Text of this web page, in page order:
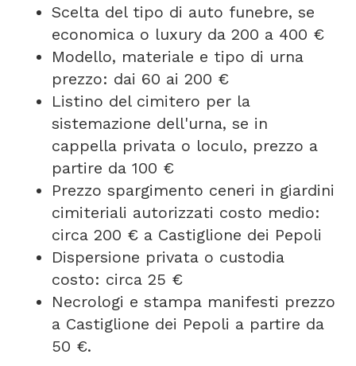
Scelta del tipo di auto funebre, se
economica o luxury da 200 a 400 €
Modello, materiale e tipo di urna
prezzo: dai 60 ai 200 €
Listino del cimitero per la
sistemazione dell'urna, se in
cappella privata o loculo, prezzo a
partire da 100 €
Prezzo spargimento ceneri in giardini
cimiteriali autorizzati costo medio:
circa 200 € a Castiglione dei Pepoli
Dispersione privata o custodia
costo: circa 25 €
Necrologi e stampa manifesti prezzo
a Castiglione dei Pepoli a partire da
50 €.